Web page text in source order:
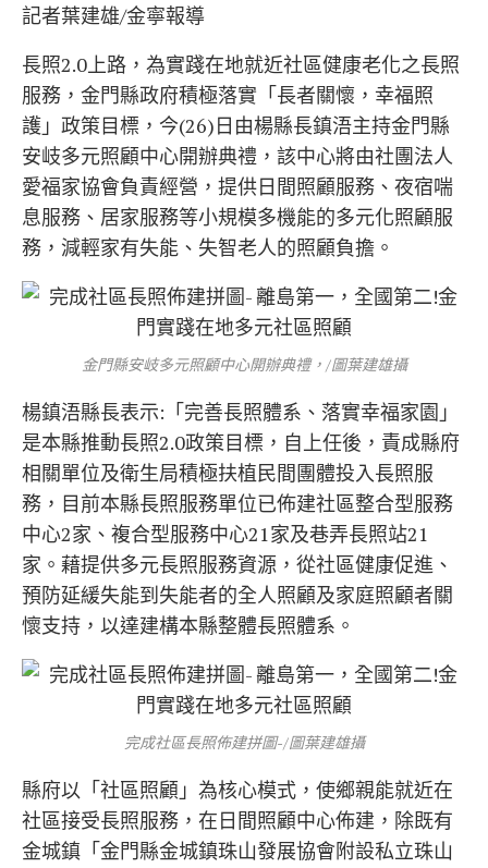
記者葉建雄/金寧報導
長照2.0上路，為實踐在地就近社區健康老化之長照
服務，金門縣政府積極落實「長者關懷，幸福照
護」政策目標，今(26)日由楊縣長鎮浯主持金門縣
安岐多元照顧中心開辦典禮，該中心將由社團法人
愛福家協會負責經營，提供日間照顧服務、夜宿喘
息服務、居家服務等小規模多機能的多元化照顧服
務，減輕家有失能、失智老人的照顧負擔。
金門縣安岐多元照顧中心開辦典禮，/圖葉建雄攝
楊鎮浯縣長表示:「完善長照體系、落實幸福家園」
是本縣推動長照2.0政策目標，自上任後，責成縣府
相關單位及衛生局積極扶植民間團體投入長照服
務，目前本縣長照服務單位已佈建社區整合型服務
中心2家、複合型服務中心21家及巷弄長照站21
家。藉提供多元長照服務資源，從社區健康促進、
預防延緩失能到失能者的全人照顧及家庭照顧者關
懷支持，以達建構本縣整體長照體系。
完成社區長照佈建拼圖-/圖葉建雄攝
縣府以「社區照顧」為核心模式，使鄉親能就近在
社區接受長照服務，在日間照顧中心佈建，除既有
金城鎮「金門縣金城鎮珠山發展協會附設私立珠山